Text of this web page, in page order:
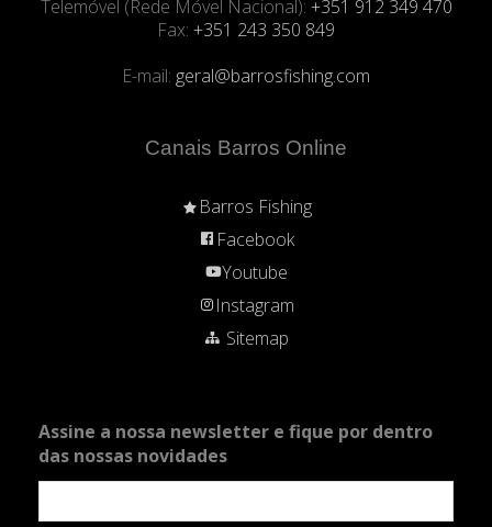
Telemóvel (Rede Móvel Nacional): +351 912 349 470
Fax: +351 243 350 849
E-mail: geral@barrosfishing.com
Canais Barros Online
Barros Fishing
Facebook
Youtube
Instagram
Sitemap
Assine a nossa newsletter e fique por dentro
das nossas novidades